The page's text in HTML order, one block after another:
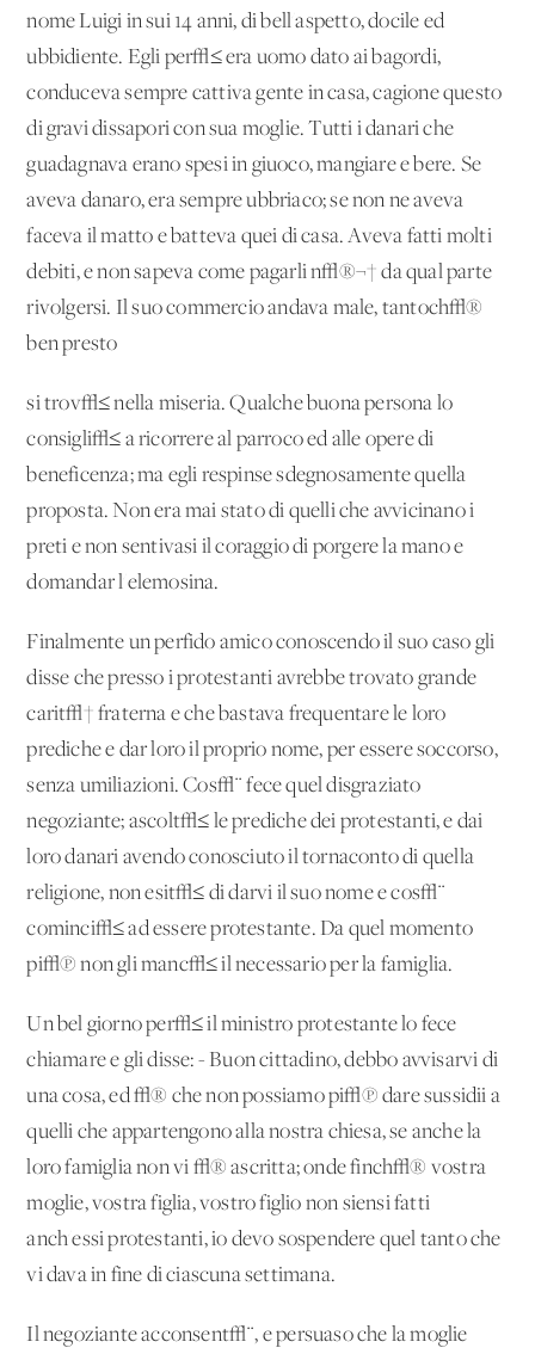
nome Luigi in sui 14 anni, di bell'aspetto, docile ed
ubbidiente. Egli per√≤ era uomo dato ai bagordi,
conduceva sempre cattiva gente in casa, cagione questo
di gravi dissapori con sua moglie. Tutti i danari che
guadagnava erano spesi in giuoco, mangiare e bere. Se
aveva danaro, era sempre ubbriaco; se non ne aveva
faceva il matto e batteva quei di casa. Aveva fatti molti
debiti, e non sapeva come pagarli n√®¬† da qual parte
rivolgersi. Il suo commercio andava male, tantoch√®
ben presto
si trov√≤ nella miseria. Qualche buona persona lo
consigli√≤ a ricorrere al parroco ed alle opere di
beneficenza; ma egli respinse sdegnosamente quella
proposta. Non era mai stato di quelli che avvicinano i
preti e non sentivasi il coraggio di porgere la mano e
domandar l'elemosina.
Finalmente un perfido amico conoscendo il suo caso gli
disse che presso i protestanti avrebbe trovato grande
carit√† fraterna e che bastava frequentare le loro
prediche e dar loro il proprio nome, per essere soccorso,
senza umiliazioni. Cos√¨ fece quel disgraziato
negoziante; ascolt√≤ le prediche dei protestanti, e dai
loro danari avendo conosciuto il tornaconto di quella
religione, non esit√≤ di darvi il suo nome e cos√¨
cominci√≤ ad essere protestante. Da quel momento
pi√π non gli manc√≤ il necessario per la famiglia.
Un bel giorno per√≤ il ministro protestante lo fece
chiamare e gli disse: - Buon cittadino, debbo avvisarvi di
una cosa, ed √® che non possiamo pi√π dare sussidii a
quelli che appartengono alla nostra chiesa, se anche la
loro famiglia non vi √® ascritta; onde finch√® vostra
moglie, vostra figlia, vostro figlio non siensi fatti
anch'essi protestanti, io devo sospendere quel tanto che
vi dava in fine di ciascuna settimana.
Il negoziante acconsent√¨, e persuaso che la moglie